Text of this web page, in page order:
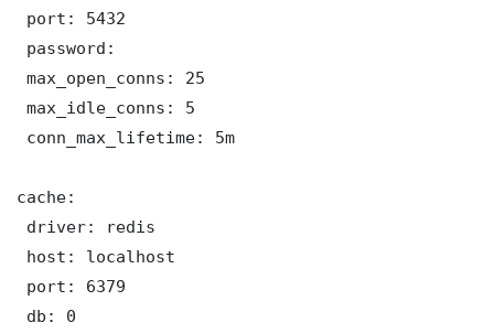
port: 5432
password:
max_open_conns: 25
max_idle_conns: 5
conn_max_lifetime: 5m
cache:
driver: redis
host: localhost
port: 6379
db: 0